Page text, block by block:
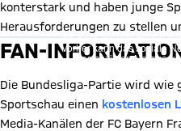
konterstark und haben junge
Herausforderungen zu stellen
Mit Klick auf den Button
Vorher kann das soziale
des sozialen
FAN-
Die Bundesliga-Partie wird wie
Sportschau einen kostenlosen
Media-Kanälen der FC Bayern